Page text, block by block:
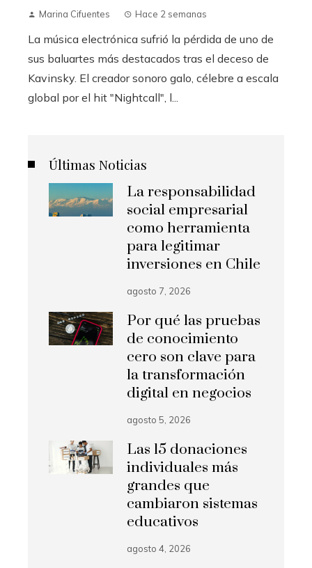
Marina Cifuentes Hace 2 semanas
La música electrónica sufrió la pérdida de uno de
sus baluartes más destacados tras el deceso de
Kavinsky. El creador sonoro galo, célebre a escala
global por el hit "Nightcall", l...
Últimas Noticias
La responsabilidad
social empresarial
como herramienta
para legitimar
inversiones en Chile
agosto 7, 2026
Por qué las pruebas
de conocimiento
cero son clave para
la transformación
digital en negocios
agosto 5, 2026
Las 15 donaciones
individuales más
grandes que
cambiaron sistemas
educativos
agosto 4, 2026